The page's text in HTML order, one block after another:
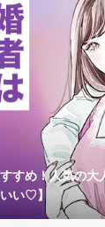
すめ！人気の大
いい♡】